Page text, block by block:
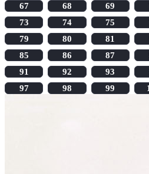
67
68 69
73
74 75
79
80 81
85
86 87
91
92 93
97
98 99